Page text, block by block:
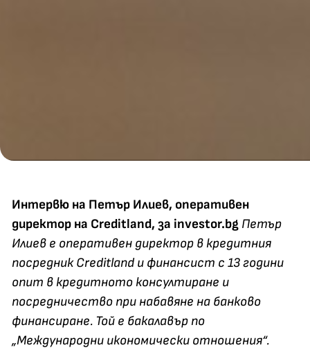
Интервю на Петър Илиев, оперативен
директор на Creditland, за investor.bg Петър
Илиев е оперативен директор в кредитния
посредник Creditland и финансист с 13 години
опит в кредитното консултиране и
посредничество при набавяне на банково
финансиране. Той е бакалавър по
„Международни икономически отношения“.